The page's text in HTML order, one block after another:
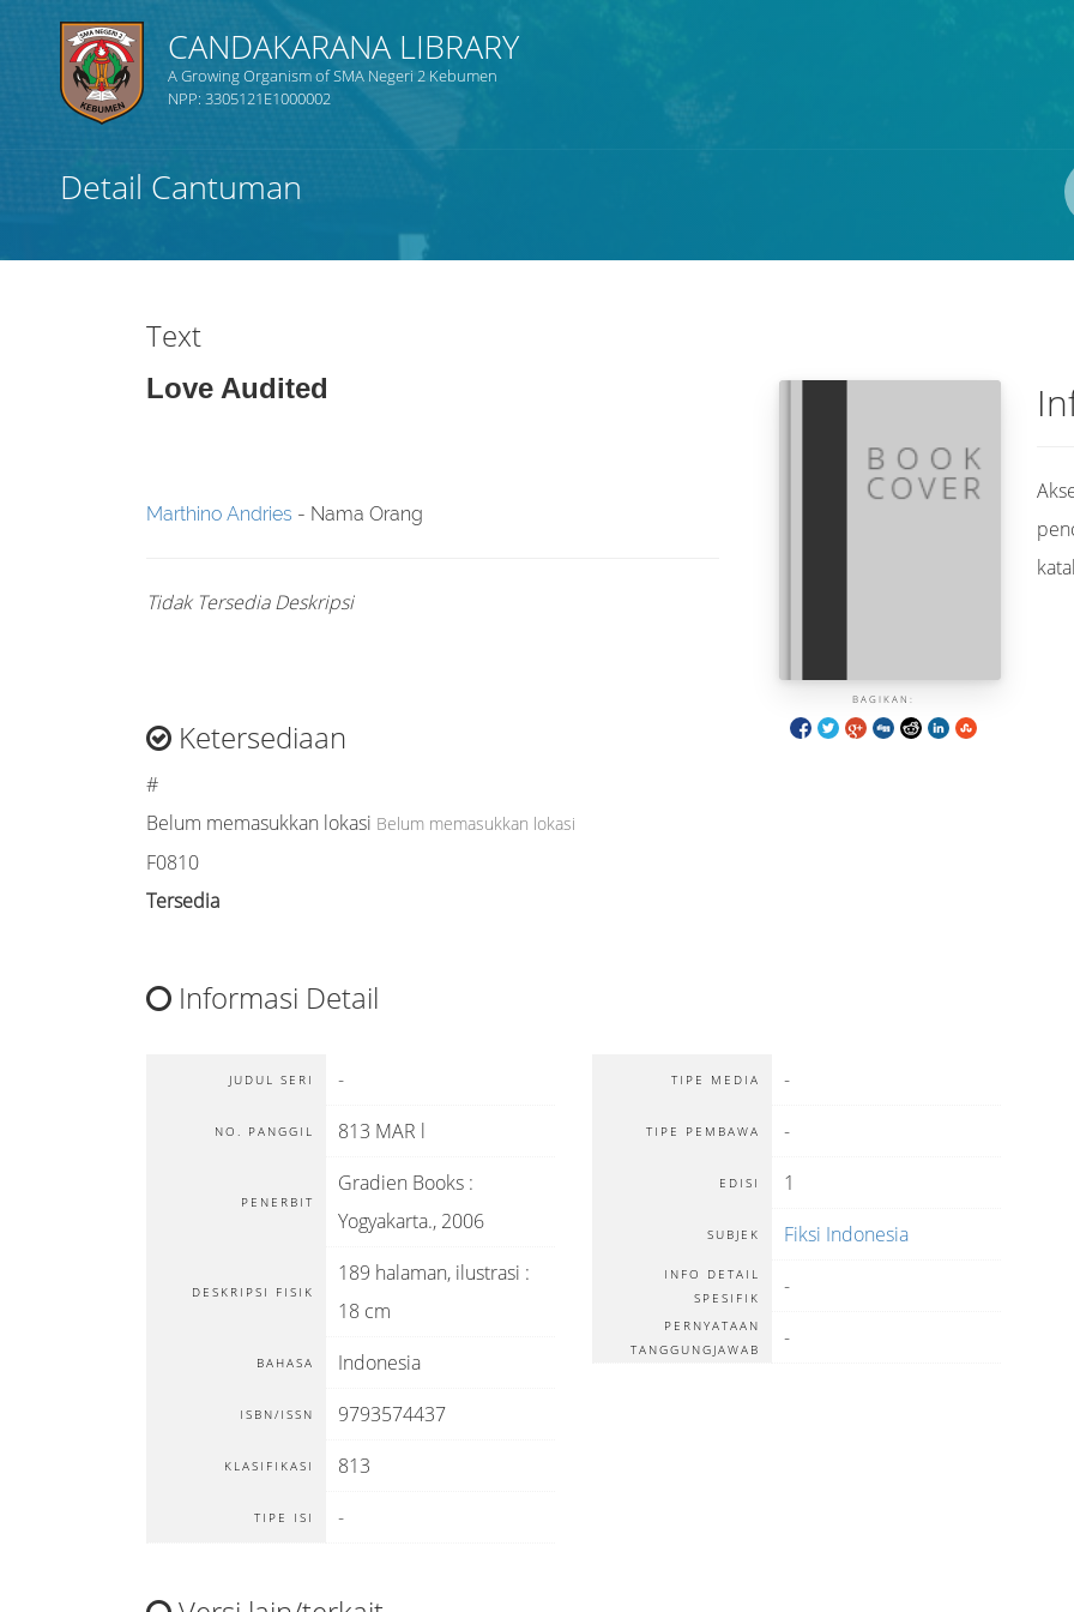
CANDAKARANA LIBRARY
A Growing Organism of SMA Negeri 2 Kebumen
NPP: 3305121E1000002
Detail Cantuman
Text
Love Audited
BAGIKAN:
Marthino Andries - Nama Orang
Tidak Tersedia Deskripsi
Ketersediaan
#
Belum memasukkan lokasi Belum memasukkan lokasi
F0810
Tersedia
Informasi Detail
JUDUL SERI -
NO. PANGGIL 813 MAR l
PENERBIT
Gradien Books :
Yogyakarta., 2006
DESKRIPSI FISIK
189 halaman, ilustrasi :
18 cm
BAHASA Indonesia
ISBN/ISSN 9793574437
KLASIFIKASI 813
TIPE ISI -
TIPE MEDIA -
TIPE PEMBAWA -
EDISI 1
SUBJEK Fiksi Indonesia
INFO DETAIL
SPESIFIK
-
PERNYATAAN
TANGGUNGJAWAB
-